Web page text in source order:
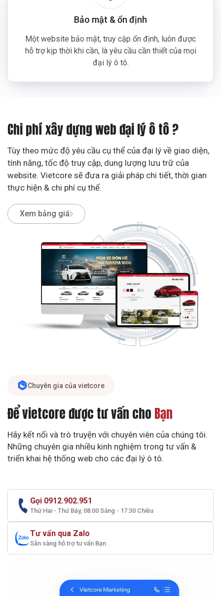
Bảo mật & ổn định
Một website bảo mật, truy cập ổn định, luôn được
hỗ trợ kịp thời khi cần, là yêu cầu cần thiết của mọi
đại lý ô tô.
Chi phí xây dựng web đại lý ô tô ?
Tùy theo mức độ yêu cầu cụ thể của đại lý về giao diện,
tính năng, tốc độ truy cập, dung lượng lưu trữ của
website. Vietcore sẽ đưa ra giải pháp chi tiết, thời gian
thực hiện & chi phí cụ thể.
Xem bảng giá
Chuyên gia của vietcore
Để vietcore được tư vấn cho Bạn
Hãy kết nối và trò truyện với chuyên viên của chúng tôi.
Những chuyên gia nhiều kinh nghiệm trong tư vấn &
triển khai hệ thống web cho các đại lý ô tô.
Gọi 0912.902.951
Thứ Hai - Thứ Bảy, 08:00 Sáng - 17:30 Chiều
Tư vấn qua Zalo
Sẵn sàng hỗ trợ tư vấn Bạn